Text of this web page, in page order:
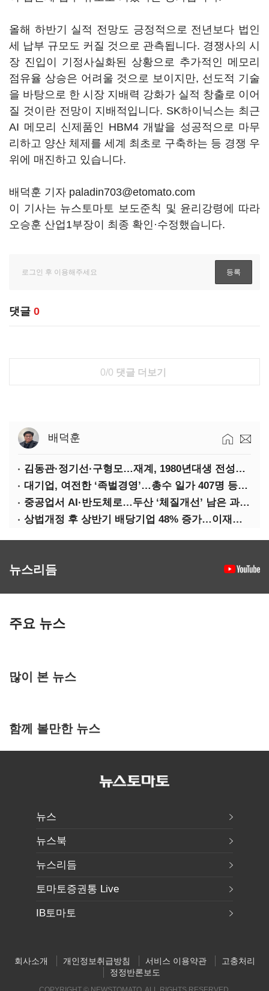
올해 하반기 실적 전망도 긍정적으로 전년보다 법인
세 납부 규모도 커질 것으로 관측됩니다. 경쟁사의 시
장 진입이 기정사실화된 상황으로 추가적인 메모리
점유율 상승은 어려울 것으로 보이지만, 선도적 기술
을 바탕으로 한 시장 지배력 강화가 실적 창출로 이어
질 것이란 전망이 지배적입니다. SK하이닉스는 최근
AI 메모리 신제품인 HBM4 개발을 성공적으로 마무
리하고 양산 체제를 세계 최초로 구축하는 등 경쟁 우
위에 매진하고 있습니다.
배덕훈 기자 paladin703@etomato.com
이 기사는 뉴스토마토 보도준칙 및 윤리강령에 따라
오승훈 산업1부장이 최종 확인·수정했습니다.
댓글 0
0/0 댓글 더보기
배덕훈
김동관·정기선·구형모…재계, 1980년대생 전성시대
대기업, 여전한 ‘족벌경영’…총수 일가 407명 등기임원
중공업서 AI·반도체로…두산 ‘체질개선’ 남은 과제는
상법개정 후 상반기 배당기업 48% 증가…이재용 배당액 728억 1위
뉴스리듬
주요 뉴스
많이 본 뉴스
함께 볼만한 뉴스
뉴스
뉴스북
뉴스리듬
토마토증권통 Live
IB토마토
회사소개 개인정보취급방침 서비스 이용약관
고충처리
정정반론보도